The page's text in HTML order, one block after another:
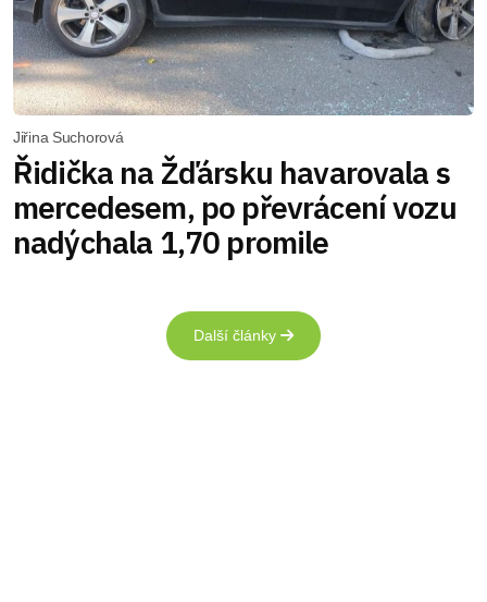
Jiřina Suchorová
Řidička na Žďársku havarovala s
mercedesem, po převrácení vozu
nadýchala 1,70 promile
Další články